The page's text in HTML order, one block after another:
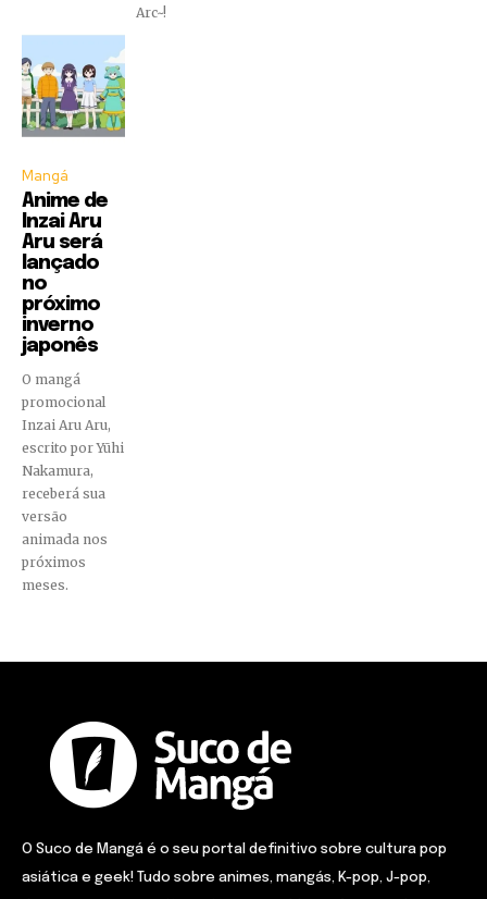
Arc~!
Mangá
Anime de
Inzai Aru
Aru será
lançado
no
próximo
inverno
japonês
O mangá
promocional
Inzai Aru Aru,
escrito por Yūhi
Nakamura,
receberá sua
versão
animada nos
próximos
meses.
O Suco de Mangá é o seu portal definitivo sobre cultura pop
asiática e geek! Tudo sobre animes, mangás, K-pop, J-pop,